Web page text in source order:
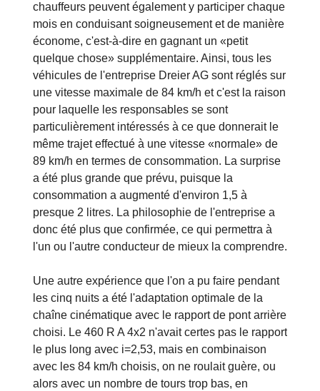
chauffeurs peuvent également y participer chaque
mois en conduisant soigneusement et de manière
économe, c'est-à-dire en gagnant un «petit
quelque chose» supplémentaire. Ainsi, tous les
véhicules de l'entreprise Dreier AG sont réglés sur
une vitesse maximale de 84 km/h et c'est la raison
pour laquelle les responsables se sont
particulièrement intéressés à ce que donnerait le
même trajet effectué à une vitesse «normale» de
89 km/h en termes de consommation. La surprise
a été plus grande que prévu, puisque la
consommation a augmenté d'environ 1,5 à
presque 2 litres. La philosophie de l'entreprise a
donc été plus que confirmée, ce qui permettra à
l'un ou l'autre conducteur de mieux la comprendre.
Une autre expérience que l'on a pu faire pendant
les cinq nuits a été l'adaptation optimale de la
chaîne cinématique avec le rapport de pont arrière
choisi. Le 460 R A 4x2 n'avait certes pas le rapport
le plus long avec i=2,53, mais en combinaison
avec les 84 km/h choisis, on ne roulait guère, ou
alors avec un nombre de tours trop bas, en